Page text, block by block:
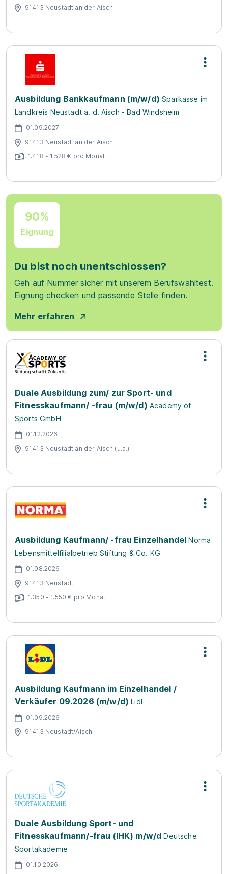
91413 Neustadt an der Aisch
Ausbildung Bankkaufmann (m/w/d) Sparkasse im
Landkreis Neustadt a. d. Aisch - Bad Windsheim
01.09.2027
91413 Neustadt an der Aisch
1.418 - 1.528 € pro Monat
90%
Eignung
Du bist noch unentschlossen?
Geh auf Nummer sicher mit unserem Berufswahltest.
Eignung checken und passende Stelle finden.
Mehr erfahren
Duale Ausbildung zum/ zur Sport- und
Fitnesskaufmann/ -frau (m/w/d) Academy of
Sports GmbH
01.12.2026
91413 Neustadt an der Aisch (u.a.)
Ausbildung Kaufmann/ -frau Einzelhandel Norma
Lebensmittelfilialbetrieb Stiftung & Co. KG
01.08.2026
91413 Neustadt
1.350 - 1.550 € pro Monat
Ausbildung Kaufmann im Einzelhandel /
Verkäufer 09.2026 (m/w/d) Lidl
01.09.2026
91413 Neustadt/Aisch
Duale Ausbildung Sport- und
Fitnesskaufmann/-frau (IHK) m/w/d Deutsche
Sportakademie
01.10.2026